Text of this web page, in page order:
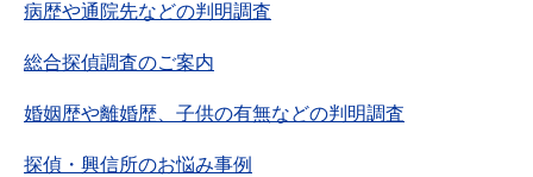
病歴や通院先などの判明調査
総合探偵調査のご案内
婚姻歴や離婚歴、子供の有無などの判明調査
探偵・興信所のお悩み事例